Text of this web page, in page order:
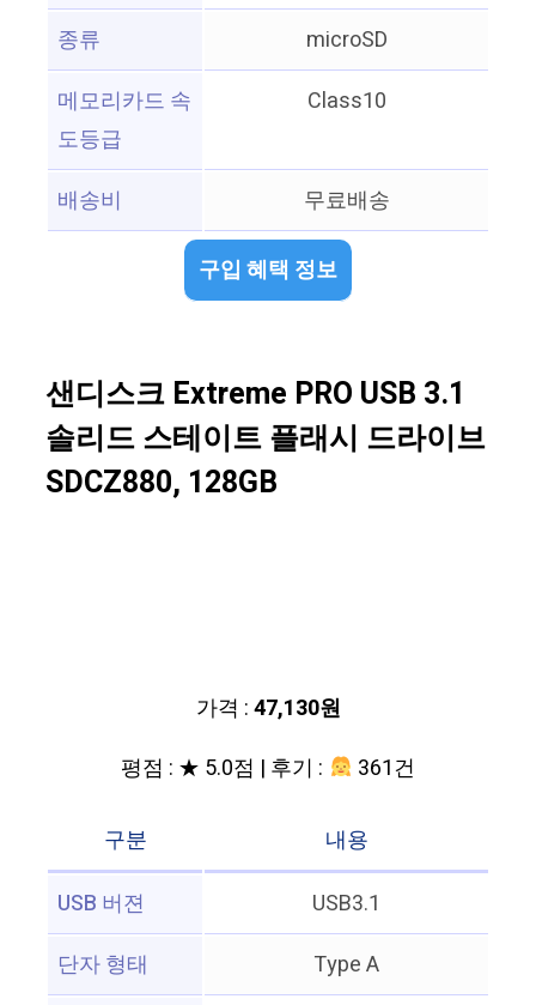
종류
microSD
메모리카드 속
도등급
Class10
배송비 무료배송
구입 혜택 정보
샌디스크 Extreme PRO USB 3.1
솔리드 스테이트 플래시 드라이브
SDCZ880, 128GB
가격 :47,130원
평점 : ★ 5.0점 | 후기 :
361건
구분
내용
USB 버젼
USB3.1
단자 형태
Type A